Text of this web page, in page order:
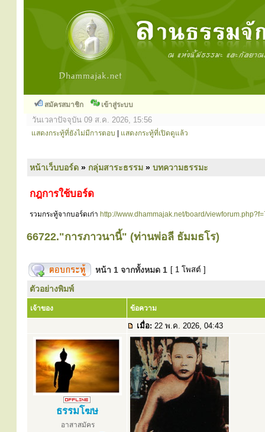
สมัครสมาชิก เข้าสู่ระบบ
วันเวลาปัจจุบัน 09 ส.ค. 2026, 15:56
แสดงกระทู้ที่ยังไม่มีการตอบ แสดงกระทู้ที่เปิดดูแล้ว
หน้าเว็บบอร์ด » กลุ่มสาระธรรม » บทความธรรมะ
กฎการใช้บอร์ด
รวมกระทู้จากบอร์ดเก่า http://www.dhammajak.net/board/
66722."การภาวนานี้" (ท่านพ่อลี ธัมมธโร)
หน้า 1 จากทั้งหมด 1 [ 1 โพสต์ ]
ตัวอย่างพิมพ์
เจ้าของ ข้อความ
เมื่อ: 22 พ.ค. 2026, 04:43
ธรรมโฆษ
อาสาสมัคร